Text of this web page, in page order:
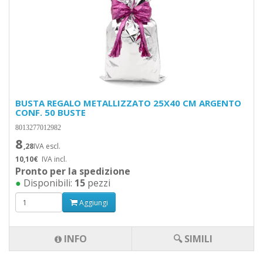
BUSTA REGALO METALLIZZATO 25X40 CM ARGENTO
CONF. 50 BUSTE
8013277012982
8,28IVA escl.
10,10€ IVA incl.
Pronto per la spedizione
● Disponibili: 15 pezzi
Aggiungi
INFO 🔍 SIMILI